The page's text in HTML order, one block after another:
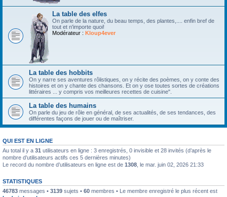
La table des elfes
On parle de la nature, du beau temps, des plantes,.... enfin bref de
tout et n'importe quoi!
Modérateur : Kloup4ever
La table des hobbits
On y narre ses aventures rôlistiques, on y récite des poèmes, on y conte des
histoires et on y chante des chansons. Et on y ose toutes sortes de créations
littéraires ... y compris vos meilleures recettes de cuisine".
La table des humains
On parle du jeu de rôle en général, de ses actualités, de ses tendances, des
différentes façons de jouer ou de maîtriser.
QUI EST EN LIGNE
Au total il y a 31 utilisateurs en ligne : 3 enregistrés, 0 invisible et 28 invités (d’après le
nombre d’utilisateurs actifs ces 5 dernières minutes)
Le record du nombre d’utilisateurs en ligne est de 1308 , le mar. juin 02, 2026 21:33
STATISTIQUES
46783 messages • 3139 sujets • 60 membres • Le membre enregistré le plus récent est